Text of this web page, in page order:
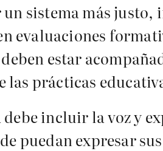
sistema más justo,
evaluaciones
estar
las prácticas
incluir la voz y
puedan expresar